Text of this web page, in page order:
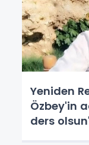
Yeniden
Özbey'in
ders olsun'